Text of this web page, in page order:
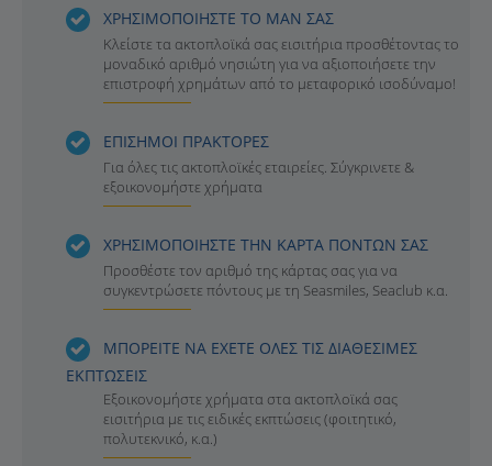
ΧΡΗΣΙΜΟΠΟΙΗΣΤΕ ΤΟ ΜΑΝ ΣΑΣ
Κλείστε τα ακτοπλοϊκά σας εισιτήρια προσθέτοντας το
μοναδικό αριθμό νησιώτη για να αξιοποιήσετε την
επιστροφή χρημάτων από το μεταφορικό ισοδύναμο!
ΕΠΙΣΗΜΟΙ ΠΡΑΚΤΟΡΕΣ
Για όλες τις ακτοπλοϊκές εταιρείες. Σύγκρινετε &
εξοικονομήστε χρήματα
ΧΡΗΣΙΜΟΠΟΙΗΣΤΕ ΤΗΝ ΚΑΡΤΑ ΠΟΝΤΩΝ ΣΑΣ
Προσθέστε τον αριθμό της κάρτας σας για να
συγκεντρώσετε πόντους με τη Seasmiles, Seaclub κ.α.
ΜΠΟΡΕΙΤΕ ΝΑ ΕΧΕΤΕ ΟΛΕΣ ΤΙΣ ΔΙΑΘΕΣΙΜΕΣ
ΕΚΠΤΩΣΕΙΣ
Εξοικονομήστε χρήματα στα ακτοπλοϊκά σας
εισιτήρια με τις ειδικές εκπτώσεις (φοιτητικό,
πολυτεκνικό, κ.α.)